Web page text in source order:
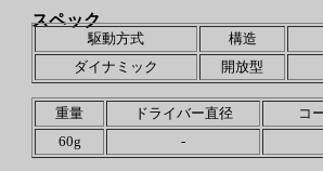
スペック
駆動方式 構造
ダイナミック
開放型
重量 ドライバー直径 コ
60g
-